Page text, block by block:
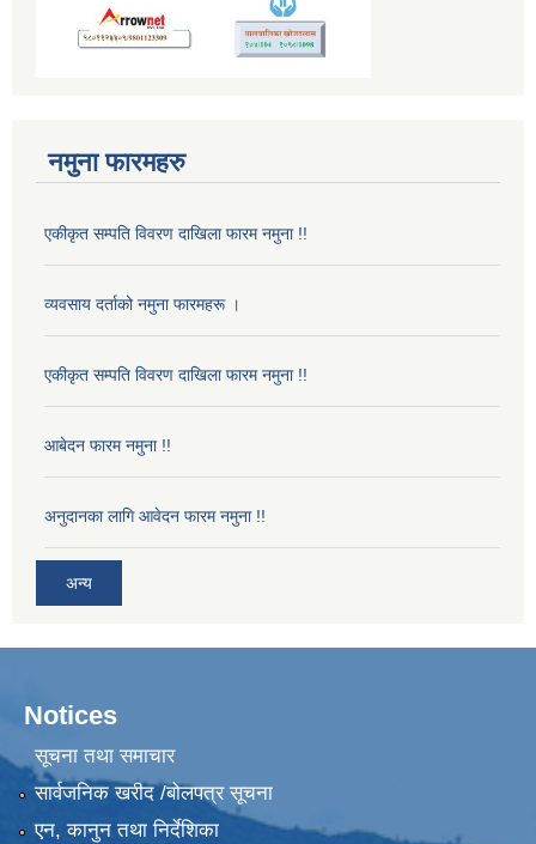
नमुना फारमहरु
एकीकृत सम्पति विवरण दाखिला फारम नमुना !!
व्यवसाय दर्ताको नमुना फारमहरू ।
एकीकृत सम्पति विवरण दाखिला फारम नमुना !!
आबेदन फारम नमुना !!
अनुदानका लागि आवेदन फारम नमुना !!
अन्य
Notices
सूचना तथा समाचार
सार्वजनिक खरीद /बोलपत्र सूचना
एन, कानुन तथा निर्देशिका